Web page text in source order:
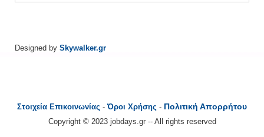
Designed by Skywalker.gr
Στοιχεία Επικοινωνίας -Όροι Χρήσης - Πολιτική Απορρήτου
Copyright © 2023 jobdays.gr -- All rights reserved